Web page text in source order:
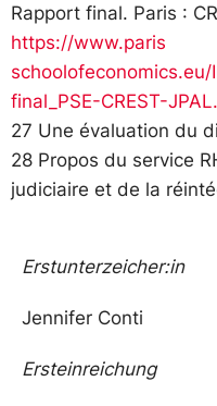
Rapport final. Paris :
https://www.paris
final_PSE-CREST-
27 Une évaluation du
28 Propos du service
judiciaire et de la
Erstunterzeicher:in
Jennifer Conti
Ersteinreichung